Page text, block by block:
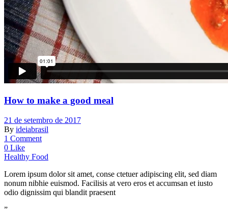
How to make a good meal
21 de setembro de 2017
By ideiabrasil
1 Comment
0 Like
Healthy Food
Lorem ipsum dolor sit amet, conse ctetuer adipiscing elit, sed diam
nonum nibhie euismod. Facilisis at vero eros et accumsan et iusto
odio dignissim qui blandit praesent
”